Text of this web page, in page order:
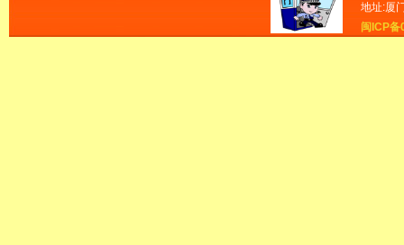
地址:厦
闽ICP